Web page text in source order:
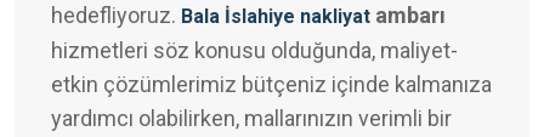
hedefliyoruz. Bala İslahiye nakliyat ambarı
hizmetleri söz konusu olduğunda, maliyet-
etkin çözümlerimiz bütçeniz içinde kalmanıza
yardımcı olabilirken, mallarınızın verimli bir